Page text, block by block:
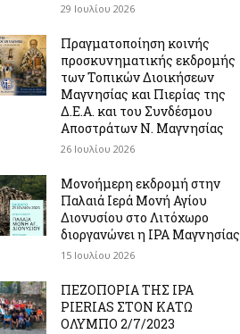
29 Ιουλίου 2026
Πραγματοποίηση κοινής
προσκυνηματικής εκδρομής
των Τοπικών Διοικήσεων
Μαγνησίας και Πιερίας της
Δ.Ε.Α. και του Συνδέσμου
Αποστράτων Ν. Μαγνησίας
26 Ιουλίου 2026
Μονοήμερη εκδρομή στην
Παλαιά Ιερά Μονή Αγίου
Διονυσίου στο Λιτόχωρο
διοργανώνει η IPA Μαγνησίας
15 Ιουλίου 2026
ΠΕΖΟΠΟΡΙΑ ΤΗΣ IPA
PIERIAS ΣΤΟΝ ΚΑΤΩ
ΟΛΥΜΠΟ 2/7/2023